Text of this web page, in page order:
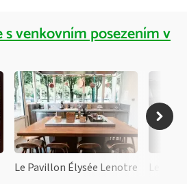
venkovním posezením v
Le Pavillon Élysée Lenotre Le 39V